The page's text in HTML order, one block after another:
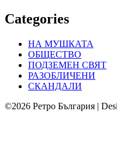
Categories
НА МУШКАТА
ОБЩЕСТВО
ПОДЗЕМЕН СВЯТ
РАЗОБЛИЧЕНИ
СКАНДАЛИ
©2026 Ретро България |